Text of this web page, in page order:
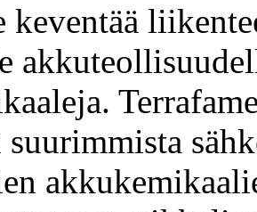
keventää